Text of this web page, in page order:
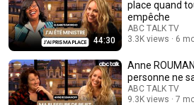
spiritualité, du sport… et l’invite à raconter
elle est. Là où la plupart des médias célèbrent la performance, ABC TALK
STORIES explore la part intime et vivante qui
trajectoires visibles : le doute derrière le
force, la quête derrière la réussite.
44:30
place quand
empêche
ABC TALK TV
3.3K views
6
Anne
personne ne
ABC TALK TV
9.3K views
7